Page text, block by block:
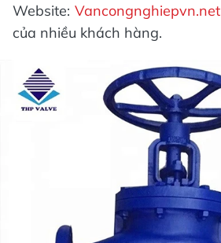
Website:Vancongnghiepvn.net
của nhiều khách hàng.